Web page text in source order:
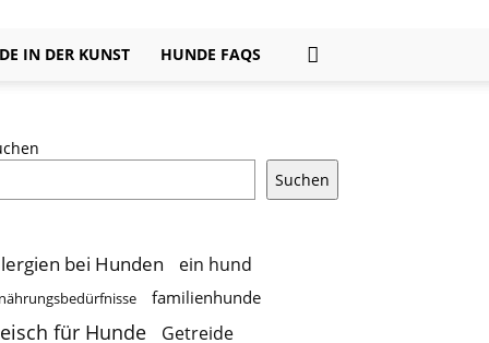
IN DER KUNST HUNDE FAQS
Suchen
bei Hunden ein hund
familienhunde
für Hunde Getreide